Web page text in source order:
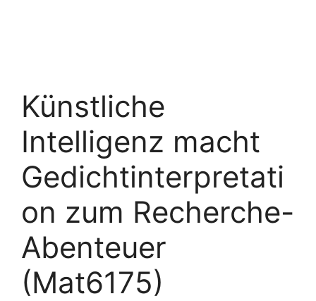
Künstliche
Intelligenz macht
Gedichtinterpretati
on zum Recherche-
Abenteuer
(Mat6175)